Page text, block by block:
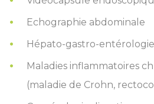
Echographie abdominale
Hépato-gastro-
Maladies inflammatoires
(maladie de Crohn,